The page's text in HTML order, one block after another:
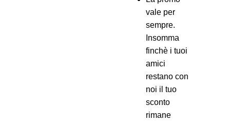
vale per
sempre.
Insomma
finchè i tuoi
amici
restano con
noi il tuo
sconto
rimane